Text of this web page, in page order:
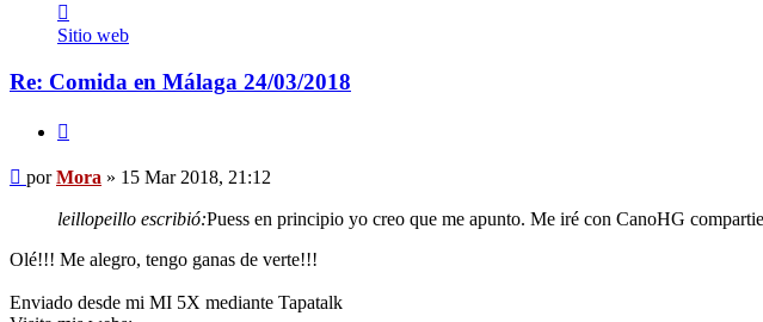
Mora
Sitio web
Re: Comida en Málaga 24/03/2018
Mensaje
porMora » 15 Mar 2018, 21:12
leillopeillo escribió:Puess en principio yo creo que me apunto. Me iré con CanoHG
Olé!!! Me alegro, tengo ganas de verte!!!
Enviado desde mi MI 5X mediante Tapatalk